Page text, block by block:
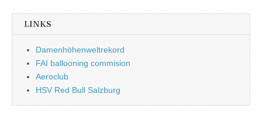
LINKS
Damenhöhenweltrekord
FAI ballooning commision
Aeroclub
HSV Red Bull Salzburg